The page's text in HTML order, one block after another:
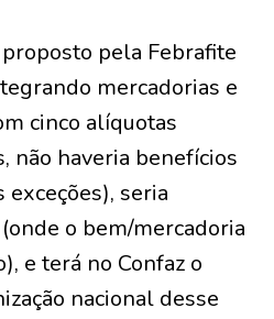
pela Febrafite
mercadorias e
cinco alíquotas
não haveria benefícios
exceções), seria
o bem/mercadoria
e terá no Confaz o
nacional desse